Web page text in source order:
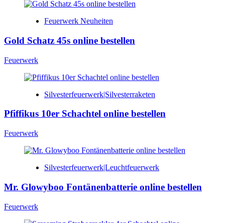
Feuerwerk Neuheiten
Gold Schatz 45s online bestellen
Feuerwerk
Silvesterfeuerwerk|Silvesterraketen
Pfiffikus 10er Schachtel online bestellen
Feuerwerk
Silvesterfeuerwerk|Leuchtfeuerwerk
Mr. Glowyboo Fontänenbatterie online bestellen
Feuerwerk